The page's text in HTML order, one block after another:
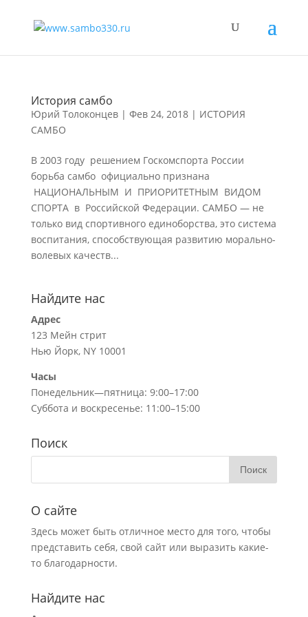
История самбо
Юрий Толоконцев| Фев 24, 2018| ИСТОРИЯ
САМБО
В 2003 году решением Госкомспорта России
борьба самбо официально признана
НАЦИОНАЛЬНЫМ И ПРИОРИТЕТНЫМ ВИДОМ
СПОРТА в Российской Федерации. САМБО — не
только вид спортивного единоборства, это система
воспитания, способствующая развитию морально-
волевых качеств...
Найдите нас
Адрес
123 Мейн стрит
Нью Йорк, NY 10001
Часы
Понедельник—пятница: 9:00–17:00
Суббота и воскресенье: 11:00–15:00
Поиск
О сайте
Здесь может быть отличное место для того, чтобы
представить себя, свой сайт или выразить какие-
то благодарности.
Найдите нас